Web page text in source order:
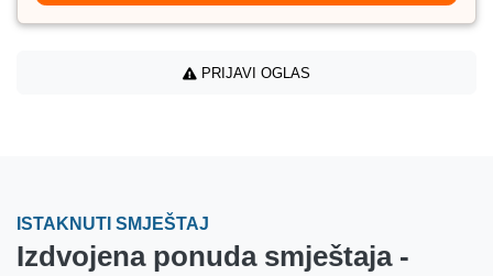
PRIJAVI OGLAS
ISTAKNUTI SMJEŠTAJ
Izdvojena ponuda smještaja -